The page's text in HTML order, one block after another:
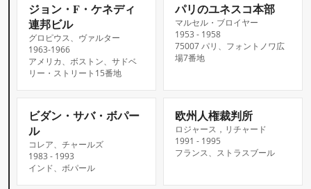
ジョン・F・ケネディ
連邦ビル
グロピウス、ヴァルター
1963-1966
アメリカ、ボストン、サドベ
リー・ストリート15番地
パリのユネスコ本部
マルセル・ブロイヤー
1953 - 1958
75007 パリ、フォントノワ広
場7番地
ビダン・サバ・ボパー
ル
コレア、チャールズ
1983 - 1993
インド、ボパール
欧州人権裁判所
ロジャース，リチャード
1991 - 1995
フランス、ストラスブール